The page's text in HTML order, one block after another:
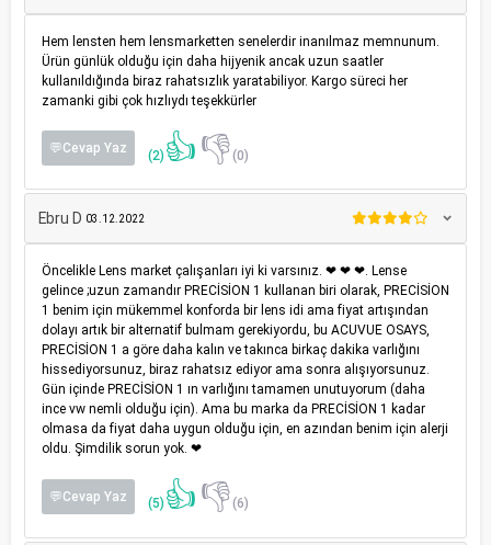
Hem lensten hem lensmarketten senelerdir inanılmaz memnunum.
Ürün günlük olduğu için daha hijyenik ancak uzun saatler
kullanıldığında biraz rahatsızlık yaratabiliyor. Kargo süreci her
zamanki gibi çok hızlıydı teşekkürler
💬Cevap Yaz (2) 👍👎(0)
Ebru D 03.12.2022
Öncelikle Lens market çalışanları iyi ki varsınız. ❤ ❤ ❤. Lense
gelince ;uzun zamandır PRECİSİON 1 kullanan biri olarak, PRECİSİON
1 benim için mükemmel konforda bir lens idi ama fiyat artışından
dolayı artık bir alternatif bulmam gerekiyordu, bu ACUVUE OSAYS,
PRECİSİON 1 a göre daha kalın ve takınca birkaç dakika varlığını
hissediyorsunuz, biraz rahatsız ediyor ama sonra alışıyorsunuz.
Gün içinde PRECİSİON 1 ın varlığını tamamen unutuyorum (daha
ince vw nemli olduğu için). Ama bu marka da PRECİSİON 1 kadar
olmasa da fiyat daha uygun olduğu için, en azından benim için alerji
oldu. Şimdilik sorun yok. ❤
💬Cevap Yaz (5) 👍👎(6)